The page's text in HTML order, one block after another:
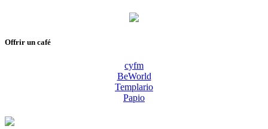
Offrir un café
cyfm
BeWorld
Templario
Papio